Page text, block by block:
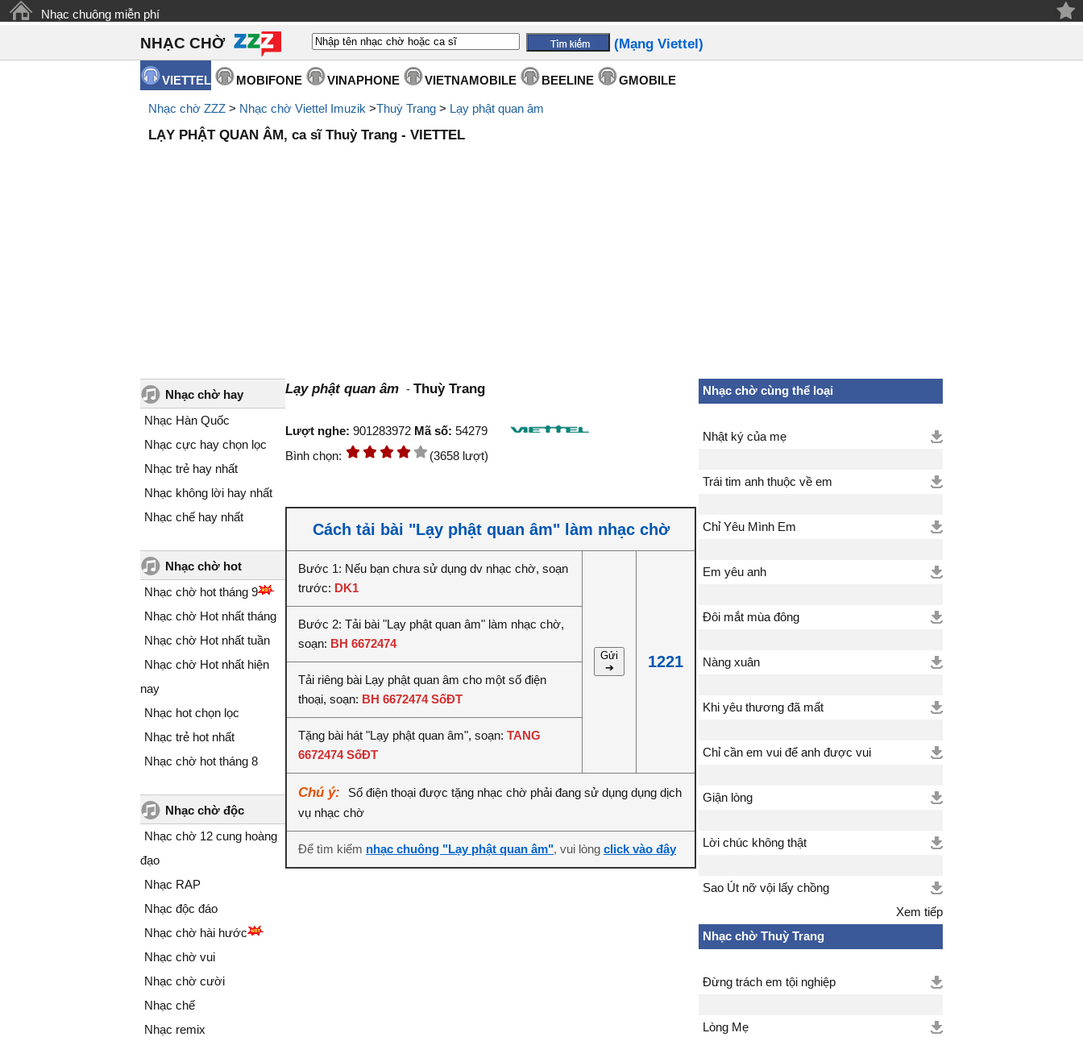
Nhạc chuông miễn phí
NHẠC CHỜ (Mạng Viettel)
VIETTEL MOBIFONE VINAPHONE VIETNAMOBILE BEELINE GMOBILE
Nhạc chờ ZZZ > Nhạc chờ Viettel Imuzik >Thuỳ Trang > Lạy phật quan âm
LẠY PHẬT QUAN ÂM, ca sĩ Thuỳ Trang - VIETTEL
Nhạc chờ hay
Nhạc Hàn Quốc
Nhạc cực hay chọn lọc
Nhạc trẻ hay nhất
Nhạc không lời hay nhất
Nhạc chế hay nhất
Nhạc chờ hot
Nhạc chờ hot tháng 9
Nhạc chờ Hot nhất tháng
Nhạc chờ Hot nhất tuần
Nhạc chờ Hot nhất hiện
nay
Nhạc hot chọn lọc
Nhạc trẻ hot nhất
Nhạc chờ hot tháng 8
Nhạc chờ độc
Nhạc chờ 12 cung hoàng
đạo
Nhạc RAP
Nhạc độc đáo
Nhạc chờ hài hước
Nhạc chờ vui
Nhạc chờ cười
Nhạc chế
Nhạc remix
Lạy phật quan âm - Thuỳ Trang
Lượt nghe: 901283972 Mã số: 54279
Bình chọn:
(3658 lượt)
Cách tải bài "Lạy phật quan âm" làm nhạc chờ
Bước 1: Nếu bạn chưa sử dụng dv nhạc chờ, soạn
trước: DK1
Gửi
➔
1221
Bước 2: Tải bài "Lạy phật quan âm" làm nhạc chờ,
soạn: BH 6672474
Tải riêng bài Lạy phật quan âm cho một số điện
thoại, soạn: BH 6672474 SốĐT
Tặng bài hát "Lạy phật quan âm", soạn: TANG
6672474 SốĐT
Chú ý:
Số điện thoại được tặng nhạc chờ phải đang sử dụng dụng dịch
vụ nhạc chờ
Để tìm kiếm nhạc chuông "Lạy phật quan âm", vui lòng click vào đây
Nhạc chờ cùng thể loại
Nhật ký của mẹ
Trái tim anh thuộc về em
Chỉ Yêu Mình Em
Em yêu anh
Đôi mắt mùa đông
Nàng xuân
Khi yêu thương đã mất
Chỉ cần em vui để anh được vui
Giận lòng
Lời chúc không thật
Sao Út nỡ vội lấy chồng
Xem tiếp
Nhạc chờ Thuỳ Trang
Đừng trách em tội nghiệp
Lòng Mẹ